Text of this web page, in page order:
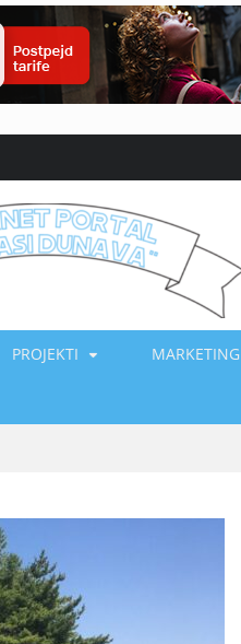
PROJEKTI MARKETING